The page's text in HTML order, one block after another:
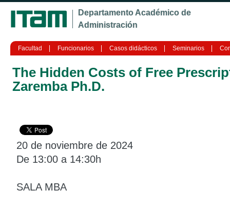
Departamento Académico de
Administración
Facultad Funcionarios Casos didácticos Seminarios
The Hidden Costs of Free
Zaremba Ph.D.
20 de noviembre de 2024
De 13:00 a 14:30h
SALA MBA